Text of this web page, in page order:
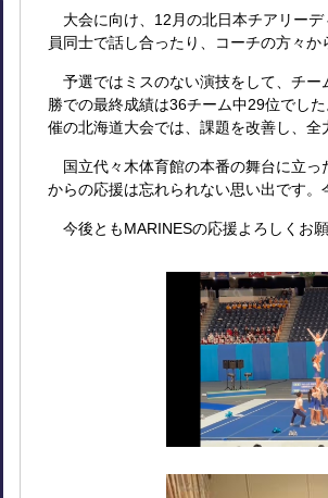
大会に向け、12月の北日本チアリーデ
員同士で話し合ったり、コーチの方々
予選ではミスのない演技をして、チー
勝での最終成績は36チーム中29位でし
催の北海道大会では、課題を改善し、全
国立代々木体育館の本番の舞台に立っ
からの応援は忘れられない思い出です。
今後ともMARINESの応援よろしくお願